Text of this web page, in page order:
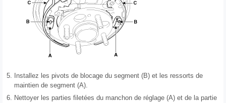
5.
Installez les pivots de blocage du segment (B) et les ressorts de
maintien de segment (A).
6. Nettoyer les parties filetées du manchon de réglage (A) et de la partie